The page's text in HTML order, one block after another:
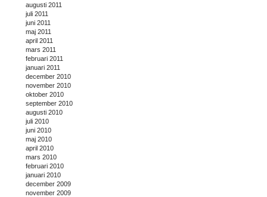
augusti 2011
juli 2011
juni 2011
maj 2011
april 2011
mars 2011
februari 2011
januari 2011
december 2010
november 2010
oktober 2010
september 2010
augusti 2010
juli 2010
juni 2010
maj 2010
april 2010
mars 2010
februari 2010
januari 2010
december 2009
november 2009